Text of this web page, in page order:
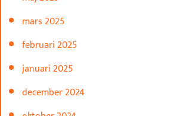
mars 2025
februari 2025
januari 2025
december 2024